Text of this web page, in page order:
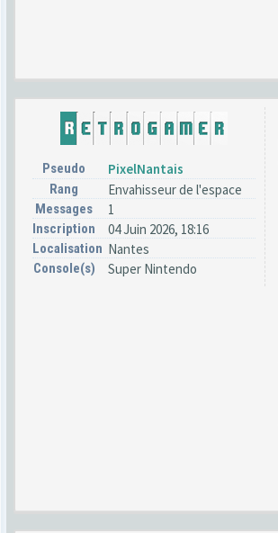
Pseudo PixelNantais
Rang Envahisseur de l'espace
Messages 1
Inscription 04 Juin 2026, 18:16
Localisation Nantes
Console(s) Super Nintendo